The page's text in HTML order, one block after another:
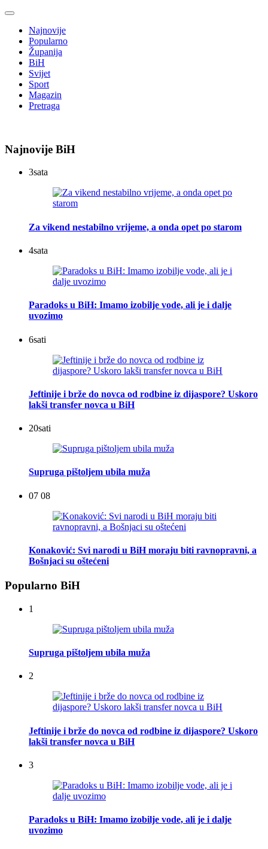
Najnovije
Popularno
Županija
BiH
Svijet
Sport
Magazin
Pretraga
Najnovije BiH
3sata
Za vikend nestabilno vrijeme, a onda opet po starom
4sata
Paradoks u BiH: Imamo izobilje vode, ali je i dalje
uvozimo
6sati
Jeftinije i brže do novca od rodbine iz dijaspore? Uskoro
lakši transfer novca u BiH
20sati
Supruga pištoljem ubila muža
07 08
Konaković: Svi narodi u BiH moraju biti ravnopravni, a
Bošnjaci su oštećeni
Popularno BiH
1
Supruga pištoljem ubila muža
2
Jeftinije i brže do novca od rodbine iz dijaspore? Uskoro
lakši transfer novca u BiH
3
Paradoks u BiH: Imamo izobilje vode, ali je i dalje
uvozimo